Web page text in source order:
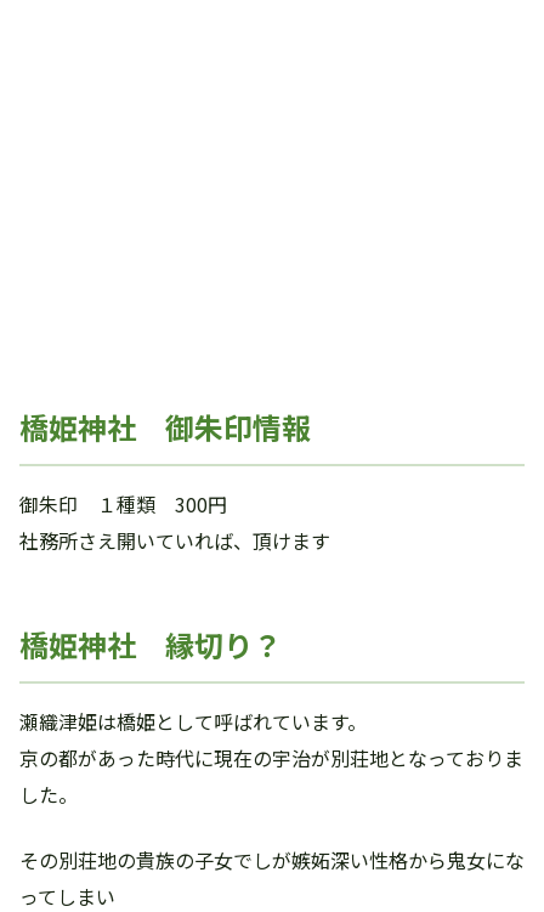
橋姫神社 御朱印情報
御朱印 １種類 300円
社務所さえ開いていれば、頂けます
橋姫神社 縁切り？
瀬織津姫は橋姫として呼ばれています。
京の都があった時代に現在の宇治が別荘地となっておりま
した。
その別荘地の貴族の子女でしが嫉妬深い性格から鬼女にな
ってしまい